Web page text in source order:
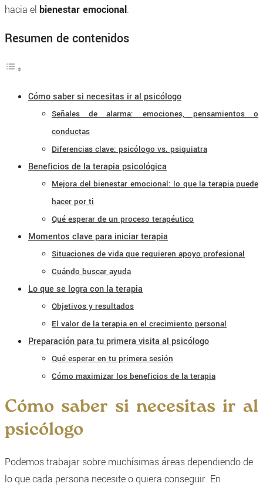
hacia el bienestar emocional.
Resumen de contenidos
Cómo saber si necesitas ir al psicólogo
Señales de alarma: emociones, pensamientos o
conductas
Diferencias clave: psicólogo vs. psiquiatra
Beneficios de la terapia psicológica
Mejora del bienestar emocional: lo que la terapia puede
hacer por ti
Qué esperar de un proceso terapéutico
Momentos clave para iniciar terapia
Situaciones de vida que requieren apoyo profesional
Cuándo buscar ayuda
Lo que se logra con la terapia
Objetivos y resultados
El valor de la terapia en el crecimiento personal
Preparación para tu primera visita al psicólogo
Qué esperar en tu primera sesión
Cómo maximizar los beneficios de la terapia
Cómo saber si necesitas ir al
psicólogo
Podemos trabajar sobre muchísimas áreas dependiendo de
lo que cada persona necesite o quiera conseguir. En